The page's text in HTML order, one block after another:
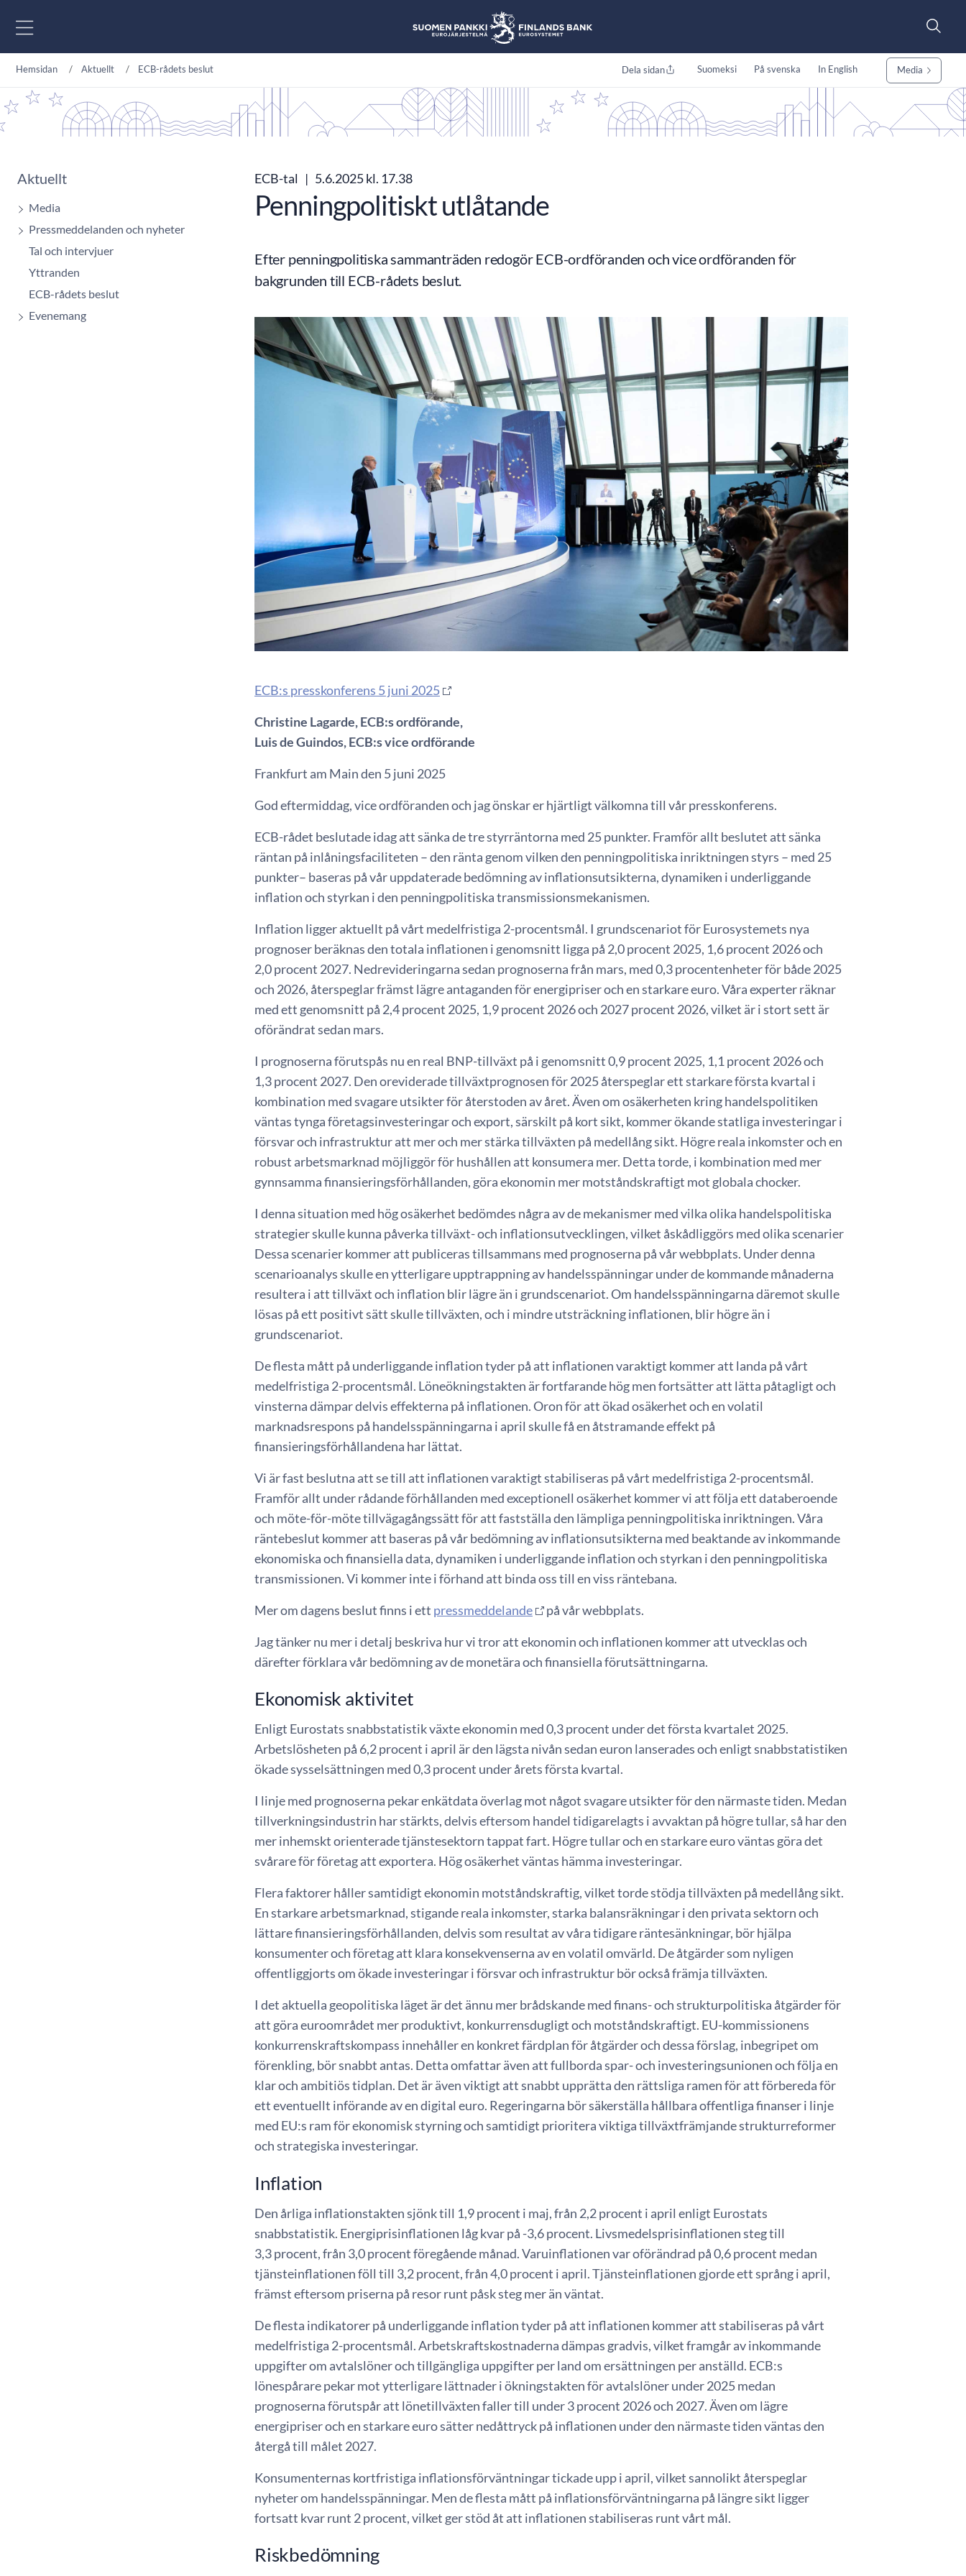
Hemsidan Aktuellt ECB-rådets beslut Dela sidan Suomeksi På svenska In English Media
Aktuellt
Media
Pressmeddelanden och nyheter
Tal och intervjuer
Yttranden
ECB-rådets beslut
Evenemang
ECB-tal | 5.6.2025 kl. 17.38
Penningpolitiskt utlåtande
Efter penningpolitiska sammanträden redogör ECB-ordföranden och vice ordföranden för
bakgrunden till ECB-rådets beslut.
ECB:s presskonferens 5 juni 2025
Christine Lagarde, ECB:s ordförande,
Luis de Guindos, ECB:s vice ordförande
Frankfurt am Main den 5 juni 2025
God eftermiddag, vice ordföranden och jag önskar er hjärtligt välkomna till vår presskonferens.
ECB-rådet beslutade idag att sänka de tre styrräntorna med 25 punkter. Framför allt beslutet att sänka
räntan på inlåningsfaciliteten – den ränta genom vilken den penningpolitiska inriktningen styrs – med 25
punkter– baseras på vår uppdaterade bedömning av inflationsutsikterna, dynamiken i underliggande
inflation och styrkan i den penningpolitiska transmissionsmekanismen.
Inflation ligger aktuellt på vårt medelfristiga 2-procentsmål. I grundscenariot för Eurosystemets nya
prognoser beräknas den totala inflationen i genomsnitt ligga på 2,0 procent 2025, 1,6 procent 2026 och
2,0 procent 2027. Nedrevideringarna sedan prognoserna från mars, med 0,3 procentenheter för både 2025
och 2026, återspeglar främst lägre antaganden för energipriser och en starkare euro. Våra experter räknar
med ett genomsnitt på 2,4 procent 2025, 1,9 procent 2026 och 2027 procent 2026, vilket är i stort sett är
oförändrat sedan mars.
I prognoserna förutspås nu en real BNP-tillväxt på i genomsnitt 0,9 procent 2025, 1,1 procent 2026 och
1,3 procent 2027. Den oreviderade tillväxtprognosen för 2025 återspeglar ett starkare första kvartal i
kombination med svagare utsikter för återstoden av året. Även om osäkerheten kring handelspolitiken
väntas tynga företagsinvesteringar och export, särskilt på kort sikt, kommer ökande statliga investeringar i
försvar och infrastruktur att mer och mer stärka tillväxten på medellång sikt. Högre reala inkomster och en
robust arbetsmarknad möjliggör för hushållen att konsumera mer. Detta torde, i kombination med mer
gynnsamma finansieringsförhållanden, göra ekonomin mer motståndskraftigt mot globala chocker.
I denna situation med hög osäkerhet bedömdes några av de mekanismer med vilka olika handelspolitiska
strategier skulle kunna påverka tillväxt- och inflationsutvecklingen, vilket åskådliggörs med olika scenarier
Dessa scenarier kommer att publiceras tillsammans med prognoserna på vår webbplats. Under denna
scenarioanalys skulle en ytterligare upptrappning av handelsspänningar under de kommande månaderna
resultera i att tillväxt och inflation blir lägre än i grundscenariot. Om handelsspänningarna däremot skulle
lösas på ett positivt sätt skulle tillväxten, och i mindre utsträckning inflationen, blir högre än i
grundscenariot.
De flesta mått på underliggande inflation tyder på att inflationen varaktigt kommer att landa på vårt
medelfristiga 2-procentsmål. Löneökningstakten är fortfarande hög men fortsätter att lätta påtagligt och
vinsterna dämpar delvis effekterna på inflationen. Oron för att ökad osäkerhet och en volatil
marknadsrespons på handelsspänningarna i april skulle få en åtstramande effekt på
finansieringsförhållandena har lättat.
Vi är fast beslutna att se till att inflationen varaktigt stabiliseras på vårt medelfristiga 2-procentsmål.
Framför allt under rådande förhållanden med exceptionell osäkerhet kommer vi att följa ett databeroende
och möte-för-möte tillvägagångssätt för att fastställa den lämpliga penningpolitiska inriktningen. Våra
räntebeslut kommer att baseras på vår bedömning av inflationsutsikterna med beaktande av inkommande
ekonomiska och finansiella data, dynamiken i underliggande inflation och styrkan i den penningpolitiska
transmissionen. Vi kommer inte i förhand att binda oss till en viss räntebana.
Mer om dagens beslut finns i ett pressmeddelande
på vår webbplats.
Jag tänker nu mer i detalj beskriva hur vi tror att ekonomin och inflationen kommer att utvecklas och
därefter förklara vår bedömning av de monetära och finansiella förutsättningarna.
Ekonomisk aktivitet
Enligt Eurostats snabbstatistik växte ekonomin med 0,3 procent under det första kvartalet 2025.
Arbetslösheten på 6,2 procent i april är den lägsta nivån sedan euron lanserades och enligt snabbstatistiken
ökade sysselsättningen med 0,3 procent under årets första kvartal.
I linje med prognoserna pekar enkätdata överlag mot något svagare utsikter för den närmaste tiden. Medan
tillverkningsindustrin har stärkts, delvis eftersom handel tidigarelagts i avvaktan på högre tullar, så har den
mer inhemskt orienterade tjänstesektorn tappat fart. Högre tullar och en starkare euro väntas göra det
svårare för företag att exportera. Hög osäkerhet väntas hämma investeringar.
Flera faktorer håller samtidigt ekonomin motståndskraftig, vilket torde stödja tillväxten på medellång sikt.
En starkare arbetsmarknad, stigande reala inkomster, starka balansräkningar i den privata sektorn och
lättare finansieringsförhållanden, delvis som resultat av våra tidigare räntesänkningar, bör hjälpa
konsumenter och företag att klara konsekvenserna av en volatil omvärld. De åtgärder som nyligen
offentliggjorts om ökade investeringar i försvar och infrastruktur bör också främja tillväxten.
I det aktuella geopolitiska läget är det ännu mer brådskande med finans- och strukturpolitiska åtgärder för
att göra euroområdet mer produktivt, konkurrensdugligt och motståndskraftigt. EU-kommissionens
konkurrenskraftskompass innehåller en konkret färdplan för åtgärder och dessa förslag, inbegripet om
förenkling, bör snabbt antas. Detta omfattar även att fullborda spar- och investeringsunionen och följa en
klar och ambitiös tidplan. Det är även viktigt att snabbt upprätta den rättsliga ramen för att förbereda för
ett eventuellt införande av en digital euro. Regeringarna bör säkerställa hållbara offentliga finanser i linje
med EU:s ram för ekonomisk styrning och samtidigt prioritera viktiga tillväxtfrämjande strukturreformer
och strategiska investeringar.
Inflation
Den årliga inflationstakten sjönk till 1,9 procent i maj, från 2,2 procent i april enligt Eurostats
snabbstatistik. Energiprisinflationen låg kvar på -3,6 procent. Livsmedelsprisinflationen steg till
3,3 procent, från 3,0 procent föregående månad. Varuinflationen var oförändrad på 0,6 procent medan
tjänsteinflationen föll till 3,2 procent, från 4,0 procent i april. Tjänsteinflationen gjorde ett språng i april,
främst eftersom priserna på resor runt påsk steg mer än väntat.
De flesta indikatorer på underliggande inflation tyder på att inflationen kommer att stabiliseras på vårt
medelfristiga 2-procentsmål. Arbetskraftskostnaderna dämpas gradvis, vilket framgår av inkommande
uppgifter om avtalslöner och tillgängliga uppgifter per land om ersättningen per anställd. ECB:s
lönespårare pekar mot ytterligare lättnader i ökningstakten för avtalslöner under 2025 medan
prognoserna förutspår att lönetillväxten faller till under 3 procent 2026 och 2027. Även om lägre
energipriser och en starkare euro sätter nedåttryck på inflationen under den närmaste tiden väntas den
återgå till målet 2027.
Konsumenternas kortfristiga inflationsförväntningar tickade upp i april, vilket sannolikt återspeglar
nyheter om handelsspänningar. Men de flesta mått på inflationsförväntningarna på längre sikt ligger
fortsatt kvar runt 2 procent, vilket ger stöd åt att inflationen stabiliseras runt vårt mål.
Riskbedömning